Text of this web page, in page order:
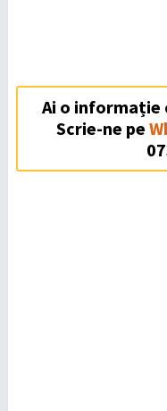
Ai o informație
Scrie-ne pe